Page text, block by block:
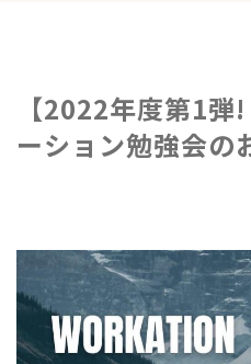
【2022年度第1
ーション勉強会の